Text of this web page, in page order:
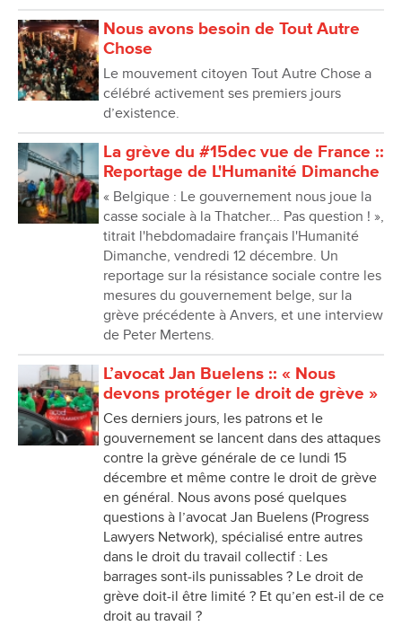
Nous avons besoin de Tout Autre
Chose
Le mouvement citoyen Tout Autre Chose a
célébré activement ses premiers jours
d’existence.
La grève du #15dec vue de France ::
Reportage de L'Humanité Dimanche
« Belgique : Le gouvernement nous joue la
casse sociale à la Thatcher... Pas question ! »,
titrait l'hebdomadaire français l'Humanité
Dimanche, vendredi 12 décembre. Un
reportage sur la résistance sociale contre les
mesures du gouvernement belge, sur la
grève précédente à Anvers, et une interview
de Peter Mertens.
L’avocat Jan Buelens :: « Nous
devons protéger le droit de grève »
Ces derniers jours, les patrons et le
gouvernement se lancent dans des attaques
contre la grève générale de ce lundi 15
décembre et même contre le droit de grève
en général. Nous avons posé quelques
questions à l’avocat Jan Buelens (Progress
Lawyers Network), spécialisé entre autres
dans le droit du travail collectif : Les
barrages sont-ils punissables ? Le droit de
grève doit-il être limité ? Et qu’en est-il de ce
droit au travail ?